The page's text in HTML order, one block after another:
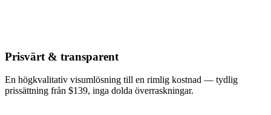
Prisvärt & transparent
En högkvalitativ visumlösning till en rimlig kostnad — tydlig
prissättning från $139, inga dolda överraskningar.